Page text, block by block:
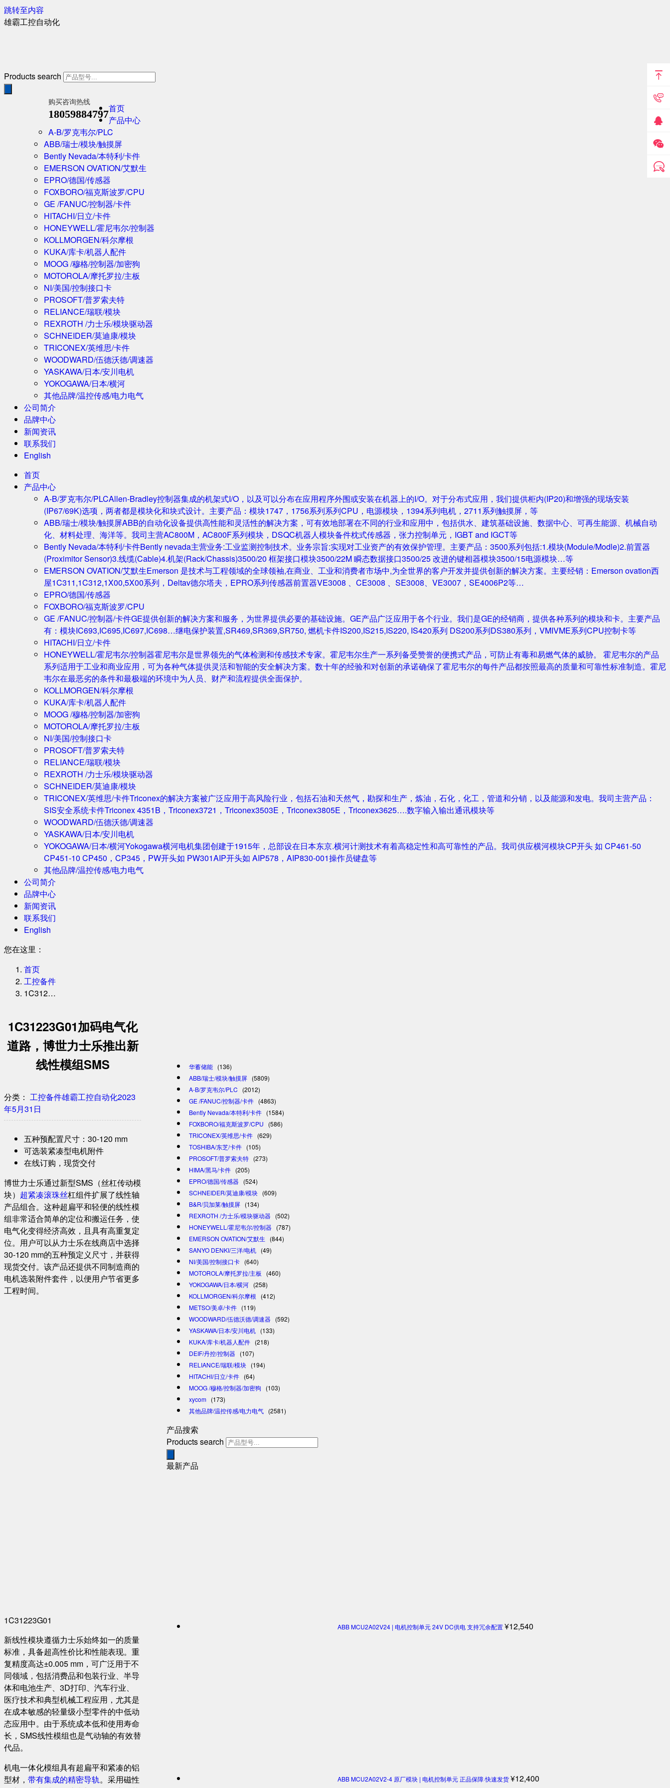
跳转至内容
雄霸工控自动化
Products search
购买咨询热线
18059884797首页
产品中心
A-B/罗克韦尔/PLC
ABB/瑞士/模块/触摸屏
Bently Nevada/本特利/卡件
EMERSON OVATION/艾默生
EPRO/德国/传感器
FOXBORO/福克斯波罗/CPU
GE /FANUC/控制器/卡件
HITACHI/日立/卡件
HONEYWELL/霍尼韦尔/控制器
KOLLMORGEN/科尔摩根
KUKA/库卡/机器人配件
MOOG /穆格/控制器/加密狗
MOTOROLA/摩托罗拉/主板
NI/美国/控制接口卡
PROSOFT/普罗索夫特
RELIANCE/瑞联/模块
REXROTH /力士乐/模块驱动器
SCHNEIDER/莫迪康/模块
TRICONEX/英维思/卡件
WOODWARD/伍德沃德/调速器
YASKAWA/日本/安川电机
YOKOGAWA/日本/横河
其他品牌/温控传感/电力电气
公司简介
品牌中心
新闻资讯
联系我们
English
首页
产品中心
A-B/罗克韦尔/PLCAllen-Bradley控制器集成的机架式I/O，以及可以分布在应用程序外围或安装在机器上的I/O。对于分布式应用，我们提供柜内(IP20)和增强的现场安装
(IP67/69K)选项，两者都是模块化和块式设计。主要产品：模块1747，1756系列系列CPU，电源模块，1394系列电机，2711系列触摸屏，等
ABB/瑞士/模块/触摸屏ABB的自动化设备提供高性能和灵活性的解决方案，可有效地部署在不同的行业和应用中，包括供水、建筑基础设施、数据中心、可再生能源、机械自动
化、材料处理、海洋等。我司主营AC800M，AC800F系列模块，DSQC机器人模块备件枕式传感器，张力控制单元，IGBT and IGCT等
Bently Nevada/本特利/卡件Bently nevada主营业务:工业监测控制技术。业务宗旨:实现对工业资产的有效保护管理。主要产品：3500系列包括:1.模块(Module/Modle)2.前置器
(Proximitor Sensor)3.线缆(Cable)4.机架(Rack/Chassis)3500/20 框架接口模块3500/22M 瞬态数据接口3500/25 改进的键相器模块3500/15电源模块…等
EMERSON OVATION/艾默生Emerson 是技术与工程领域的全球领袖,在商业、工业和消费者市场中,为全世界的客户开发并提供创新的解决方案。主要经销：Emerson ovation西
屋1C311,1C312,1X00,5X00系列，Deltav德尔塔夫，EPRO系列传感器前置器VE3008 、CE3008 、SE3008、VE3007，SE4006P2等…
EPRO/德国/传感器
FOXBORO/福克斯波罗/CPU
GE /FANUC/控制器/卡件GE提供创新的解决方案和服务，为世界提供必要的基础设施。GE产品广泛应用于各个行业。我们是GE的经销商，提供各种系列的模块和卡。主要产品
有：模块IC693,IC695,IC697,IC698…继电保护装置,SR469,SR369,SR750, 燃机卡件IS200,IS215,IS220, IS420系列 DS200系列DS380系列，VMIVME系列CPU控制卡等
HITACHI/日立/卡件
HONEYWELL/霍尼韦尔/控制器霍尼韦尔是世界领先的气体检测和传感技术专家。霍尼韦尔生产一系列备受赞誉的便携式产品，可防止有毒和易燃气体的威胁。 霍尼韦尔的产品
系列适用于工业和商业应用，可为各种气体提供灵活和智能的安全解决方案。数十年的经验和对创新的承诺确保了霍尼韦尔的每件产品都按照最高的质量和可靠性标准制造。霍尼
韦尔在最恶劣的条件和最极端的环境中为人员、财产和流程提供全面保护。
KOLLMORGEN/科尔摩根
KUKA/库卡/机器人配件
MOOG /穆格/控制器/加密狗
MOTOROLA/摩托罗拉/主板
NI/美国/控制接口卡
PROSOFT/普罗索夫特
RELIANCE/瑞联/模块
REXROTH /力士乐/模块驱动器
SCHNEIDER/莫迪康/模块
TRICONEX/英维思/卡件Triconex的解决方案被广泛应用于高风险行业，包括石油和天然气，勘探和生产，炼油，石化，化工，管道和分销，以及能源和发电。我司主营产品：
SIS安全系统卡件Triconex 4351B，Triconex3721，Triconex3503E，Triconex3805E，Triconex3625….数字输入输出通讯模块等
WOODWARD/伍德沃德/调速器
YASKAWA/日本/安川电机
YOKOGAWA/日本/横河Yokogawa横河电机集团创建于1915年，总部设在日本东京.横河计测技术有着高稳定性和高可靠性的产品。我司供应横河模块CP开头 如 CP461-50
CP451-10 CP450，CP345，PW开头如 PW301AIP开头如 AIP578，AIP830-001操作员键盘等
其他品牌/温控传感/电力电气
公司简介
品牌中心
新闻资讯
联系我们
English
您在这里：
首页
工控备件
1C312…
1C31223G01加码电气化
道路，博世力士乐推出新
线性模组SMS
分类： 工控备件雄霸工控自动化2023
年5月31日
五种预配置尺寸：30-120 mm
可选装紧凑型电机附件
在线订购，现货交付
博世力士乐通过新型SMS（丝杠传动模
块） 超紧凑滚珠丝杠组件扩展了线性轴
产品组合。这种超扁平和轻便的线性模
组非常适合简单的定位和搬运任务，使
电气化变得经济高效，且具有高重复定
位。用户可以从力士乐在线商店中选择
30-120 mm的五种预定义尺寸，并获得
现货交付。该产品还提供不同制造商的
电机选装附件套件，以便用户节省更多
工程时间。
1C31223G01
新线性模块遵循力士乐始终如一的质量
标准，具备超高性价比和性能表现。重
复精度高达±0.005 mm，可广泛用于不
同领域，包括消费品和包装行业、半导
体和电池生产、3D打印、汽车行业、
医疗技术和典型机械工程应用，尤其是
在成本敏感的轻量级小型零件的中低动
态应用中。由于系统成本低和使用寿命
长，SMS线性模组也是气动轴的有效替
代品。
机电一体化模组具有超扁平和紧凑的铝
型材， 带有集成的精密导轨。采用磁性
华蓄储能 (136)
ABB/瑞士/模块/触摸屏 (5809)
A-B/罗克韦尔/PLC
(2012)
GE /FANUC/控制器/卡件 (4863)
Bently Nevada/本特利/卡件 (1584)
FOXBORO/福克斯波罗/CPU
(586)
TRICONEX/英维思/卡件 (629)
TOSHIBA/东芝/卡件 (105)
PROSOFT/普罗索夫特 (273)
HIMA/黑马/卡件 (205)
EPRO/德国/传感器 (524)
SCHNEIDER/莫迪康/模块 (609)
B&R/贝加莱/触摸屏 (134)
REXROTH /力士乐/模块驱动器 (502)
HONEYWELL/霍尼韦尔/控制器 (787)
EMERSON OVATION/艾默生
(844)
SANYO DENKI/三洋/电机 (49)
NI/美国/控制接口卡 (640)
MOTOROLA/摩托罗拉/主板
(460)
YOKOGAWA/日本/横河 (258)
KOLLMORGEN/科尔摩根
(412)
METSO/美卓/卡件 (119)
WOODWARD/伍德沃德/调速器 (592)
YASKAWA/日本/安川电机 (133)
KUKA/库卡/机器人配件 (218)
DEIF/丹控/控制器 (107)
RELIANCE/瑞联/模块 (194)
HITACHI/日立/卡件 (64)
MOOG /穆格/控制器/加密狗
(103)
xycom (173)
其他品牌/温控传感/电力电气 (2581)
产品搜索
Products search
最新产品
ABB MCU2A02V24 | 电机控制单元 24V DC供电 支持冗余配置¥12,540
ABB MCU2A02V2-4 原厂模块 | 电机控制单元 正品保障·快速发货¥12,400